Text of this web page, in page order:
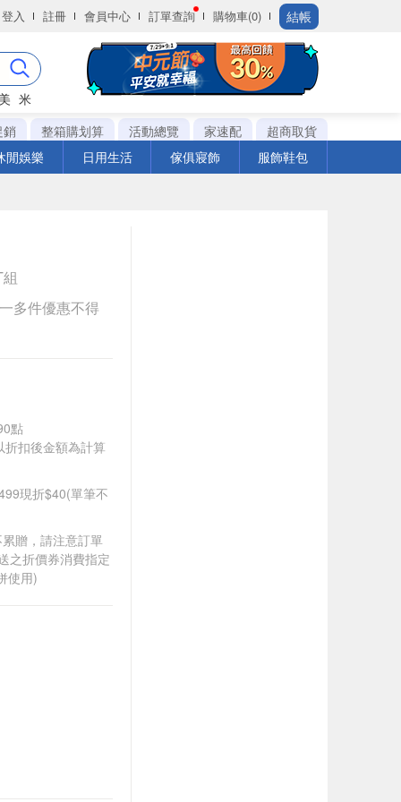
登入 註冊 會員中心 訂單查詢 購物車(0) 結帳
米
銷
整箱購划算 活動總覽 家速配
超商取貨
閒娛樂
日用生活 傢俱寢飾 服飾鞋包
多件優惠不得
點
扣後金額為計算
現折$40(單筆不
贈，請注意訂單
之折價券消費指定
使用)